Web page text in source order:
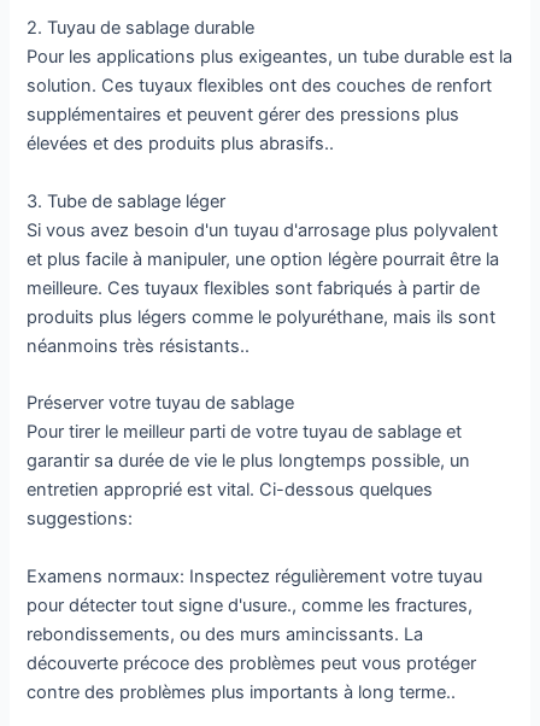
2. Tuyau de sablage durable
Pour les applications plus exigeantes, un tube durable est la
solution. Ces tuyaux flexibles ont des couches de renfort
supplémentaires et peuvent gérer des pressions plus
élevées et des produits plus abrasifs..
3. Tube de sablage léger
Si vous avez besoin d'un tuyau d'arrosage plus polyvalent
et plus facile à manipuler, une option légère pourrait être la
meilleure. Ces tuyaux flexibles sont fabriqués à partir de
produits plus légers comme le polyuréthane, mais ils sont
néanmoins très résistants..
Préserver votre tuyau de sablage
Pour tirer le meilleur parti de votre tuyau de sablage et
garantir sa durée de vie le plus longtemps possible, un
entretien approprié est vital. Ci-dessous quelques
suggestions:
Examens normaux: Inspectez régulièrement votre tuyau
pour détecter tout signe d'usure., comme les fractures,
rebondissements, ou des murs amincissants. La
découverte précoce des problèmes peut vous protéger
contre des problèmes plus importants à long terme..